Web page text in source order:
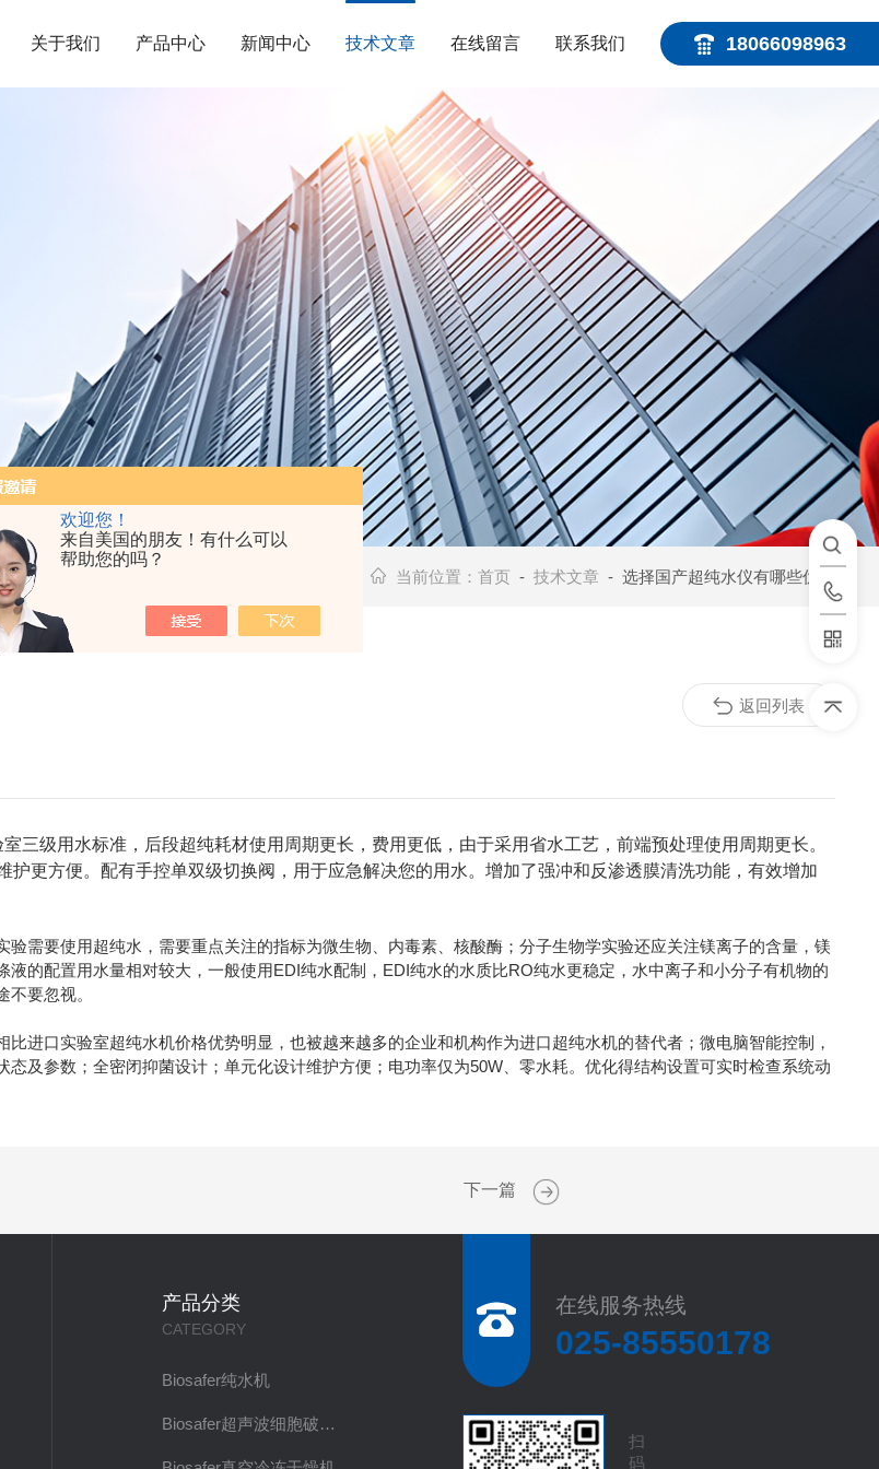
欢迎您！
来自美国的朋友！有什么可以
帮助您的吗？
18066098963
关于我们 产品中心 新闻中心 技术文章 在线留言 联系我们
当前位置： 首页 - 技术文章 - 选择国产超纯水仪有哪些优势
三级用水标准，后段超纯耗材使用周期更长，费用更低，由于采用省水工艺，前端预处理使用周期更长。
更方便。配有手控单双级切换阀，用于应急解决您的用水。增加了强冲和反渗透膜清洗功能，有效增加
要使用超纯水，需要重点关注的指标为微生物、内毒素、核酸酶；分子生物学实验还应关注镁离子的含量，镁
的配置用水量相对较大，一般使用EDI纯水配制，EDI纯水的水质比RO纯水更稳定，水中离子和小分子有机物的
要忽视。
口实验室超纯水机价格优势明显，也被越来越多的企业和机构作为进口超纯水机的替代者；微电脑智能控制，
及参数；全密闭抑菌设计；单元化设计维护方便；电功率仅为50W、零水耗。优化得结构设置可实时检查系统动
返回列表
下一篇
产品分类
CATEGORY
Biosafer纯水机
Biosafer超声波细胞破碎仪
在线服务热线
025-85550178
扫
码